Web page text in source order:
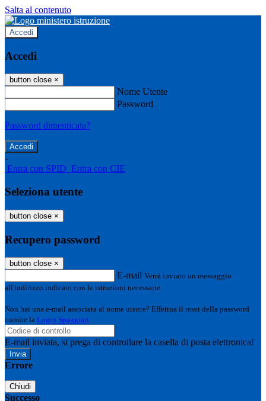
Salta al contenuto
Accedi
Accedi
button close ×
Nome Utente
Password
Password dimenticata?
-
Entra con SPID Entra con CIE
Seleziona utente
button close ×
Recupero password
button close ×
E-mail Verrà inviato un messaggio
all'indirizzo indicato con le istruzioni necessarie.
Non hai una e-mail associata al nome utente? Effettua il reset della password
tramite la Login Spaggiari
E-mail inviata, si prega di controllare la casella di posta elettronica!
Errore
Chiudi
Successo